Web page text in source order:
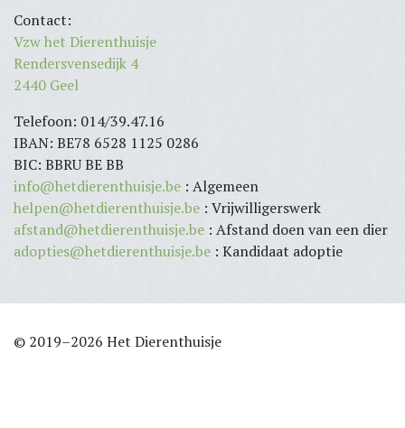
Contact:
Vzw het Dierenthuisje
Rendersvensedijk 4
2440 Geel
Telefoon: 014/39.47.16
IBAN: BE78 6528 1125 0286
BIC: BBRU BE BB
info@hetdierenthuisje.be : Algemeen
helpen@hetdierenthuisje.be : Vrijwilligerswerk
afstand@hetdierenthuisje.be : Afstand doen van een dier
adopties@hetdierenthuisje.be : Kandidaat adoptie
© 2019–2026 Het Dierenthuisje